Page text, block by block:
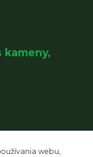
kameny,
webu,